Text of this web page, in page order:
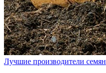
Лучшие производители семян